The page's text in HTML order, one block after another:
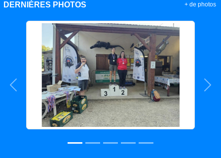
DERNIÈRES PHOTOS
Précedent
+ de photos